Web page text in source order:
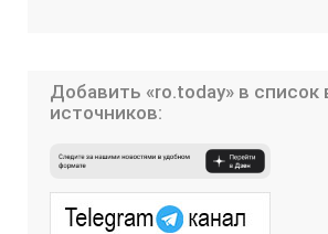
Добавить «ro.today» в список
источников: